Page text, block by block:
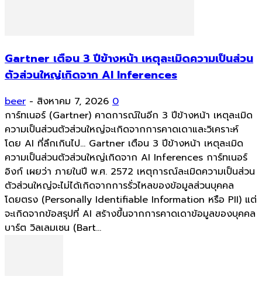
Gartner เตือน 3 ปีข้างหน้า เหตุละเมิดความเป็นส่วน
ตัวส่วนใหญ่เกิดจาก AI Inferences
beer - สิงหาคม 7, 2026 0
การ์ทเนอร์ (Gartner) คาดการณ์ในอีก 3 ปีข้างหน้า เหตุละเมิด
ความเป็นส่วนตัวส่วนใหญ่จะเกิดจากการคาดเดาและวิเคราะห์
โดย AI ที่ลึกเกินไป... Gartner เตือน 3 ปีข้างหน้า เหตุละเมิด
ความเป็นส่วนตัวส่วนใหญ่เกิดจาก AI Inferences การ์ทเนอร์
อิงก์ เผยว่า ภายในปี พ.ศ. 2572 เหตุการณ์ละเมิดความเป็นส่วน
ตัวส่วนใหญ่จะไม่ได้เกิดจากการรั่วไหลของข้อมูลส่วนบุคคล
โดยตรง (Personally Identifiable Information หรือ PII) แต่
จะเกิดจากข้อสรุปที่ AI สร้างขึ้นจากการคาดเดาข้อมูลของบุคคล
บาร์ต วิลเลมเซน (Bart...